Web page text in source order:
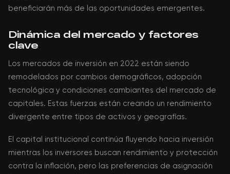
beneficiarán más de las oportunidades emergentes.
Dinámica del mercado y factores
clave
Los mercados de inversión en 2022 están siendo
remodelados por cambios demográficos, adopción
tecnológica y condiciones cambiantes del mercado de
capitales. Estas fuerzas están creando un rendimiento
divergente entre tipos de activos y geografías.
El capital institucional continúa fluyendo hacia inversión
mientras los inversores buscan rendimiento y protección
contra la inflación, pero las preferencias de asignación